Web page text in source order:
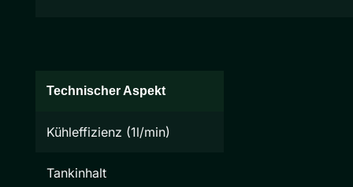
Technischer Aspekt
Kühleffizienz (1l/min)
Tankinhalt